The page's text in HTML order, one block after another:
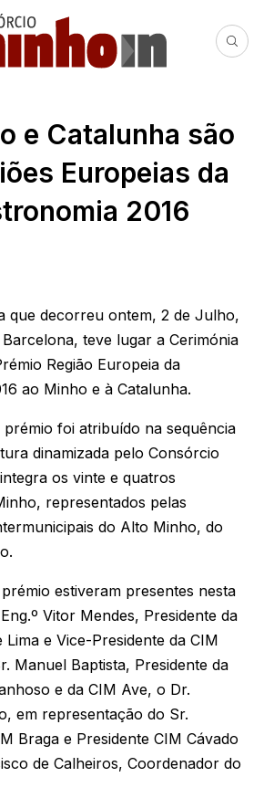
e Catalunha são
Europeias da
2016
que decorreu ontem, 2 de Julho,
teve lugar a Cerimónia
Região Europeia da
ao Minho e à Catalunha.
prémio foi atribuído na sequência
dinamizada pelo Consórcio
os vinte e quatros
representados pelas
do Alto Minho, do
estiveram presentes nesta
Vitor Mendes, Presidente da
Lima e Vice-Presidente da CIM
Manuel Baptista, Presidente da
e da CIM Ave, o Dr.
em representação do Sr.
Braga e Presidente CIM Cávado
de Calheiros, Coordenador do